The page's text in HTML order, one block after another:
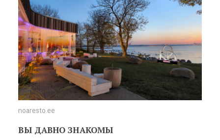
noaresto.ee
ВЫ ДАВНО ЗНАКОМЫ